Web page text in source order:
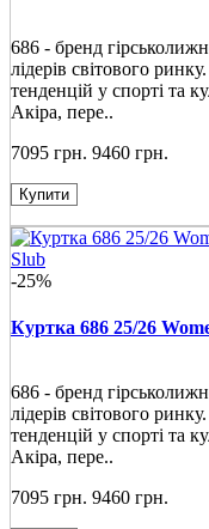
686 - бренд
лідерів світового
тенденцій у спорті та
Акіра, пере..
7095 грн. 9460 грн.
Купити
-25%
Куртка 686 25/26
686 - бренд
лідерів світового
тенденцій у спорті та
Акіра, пере..
7095 грн. 9460 грн.